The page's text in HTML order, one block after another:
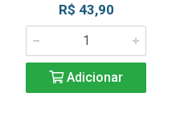
R$ 43,90
Adicionar